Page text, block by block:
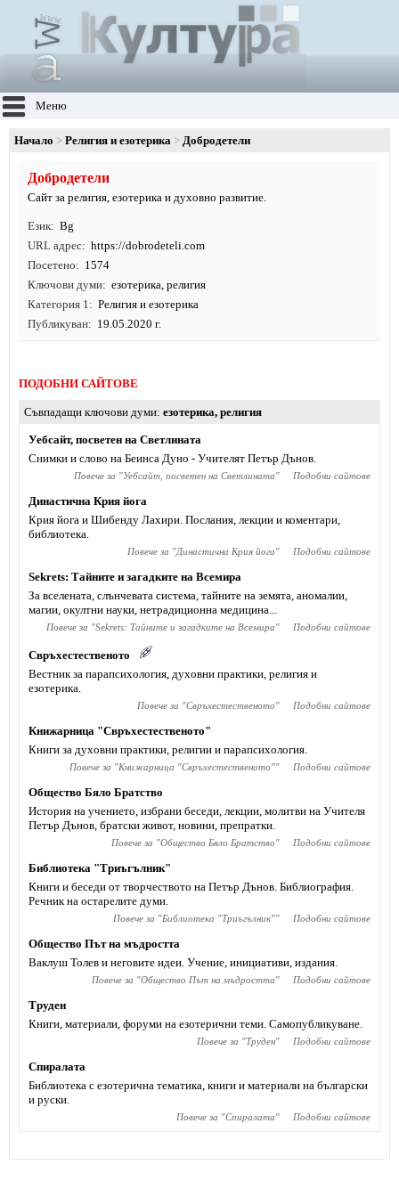
Меню
Начало Религия и езотерика Добродетели
Добродетели
Сайт за религия, езотерика и духовно развитие.
Език
Bg
URL адрес
https://dobrodeteli.com
Посетено
1574
Ключови думи
езотерика, религия
Категория 1
Религия и езотерика
Публикуван
19.05.2020 г.
ПОДОБНИ САЙТОВЕ
Съвпадащи ключови думи езотерика, религия
Уебсайт, посветен на Светлината
Снимки и слово на Беинса Дуно - Учителят Петър Дънов.
Повече за "Уебсайт, посветен на Светлината" Подобни сайтове
Династична Крия йога
Крия йога и Шибенду Лахири. Послания, лекции и коментари,
библиотека.
Повече за "Династична Крия йога" Подобни сайтове
Sekrets: Тайните и загадките на Всемира
За вселената, слънчевата система, тайните на земята, аномалии,
магии, окултни науки, нетрадиционна медицина...
Повече за "Sekrets: Тайните и загадките на Всемира" Подобни сайтове
Свръхестественото
Вестник за парапсихология, духовни практики, религия и
езотерика.
Повече за "Свръхестественото" Подобни сайтове
Книжарница "Свръхестественото"
Книги за духовни практики, религии и парапсихология.
Повече за "Книжарница "Свръхестественото"" Подобни сайтове
Общество Бяло Братство
История на учението, избрани беседи, лекции, молитви на Учителя
Петър Дънов, братски живот, новини, препратки.
Повече за "Общество Бяло Братство" Подобни сайтове
Библиотека "Триъгълник"
Книги и беседи от творчеството на Петър Дънов. Библиография.
Речник на остарелите думи.
Повече за "Библиотека "Триъгълник"" Подобни сайтове
Общество Път на мъдростта
Ваклуш Толев и неговите идеи. Учение, инициативи, издания.
Повече за "Общество Път на мъдростта" Подобни сайтове
Труден
Книги, материали, форуми на езотерични теми. Самопубликуване.
Повече за "Труден" Подобни сайтове
Спиралата
Библиотека с езотерична тематика, книги и материали на български
и руски.
Повече за "Спиралата" Подобни сайтове